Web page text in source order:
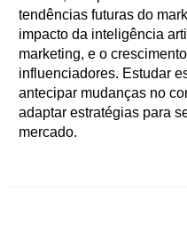
tendências futuras do
impacto da inteligência
marketing, e o
influenciadores. Estudar
antecipar mudanças no
adaptar estratégias para
mercado.